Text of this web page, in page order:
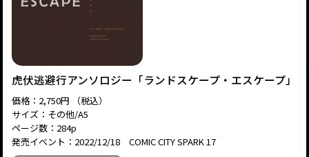
虎伏逃避行アンソロジー「ランドスケープ・エスケープ」
価格：2,750円 （税込）
サイズ：その他/A5
ページ数：284p
発売イベント：2022/12/18 COMIC CITY SPARK 17